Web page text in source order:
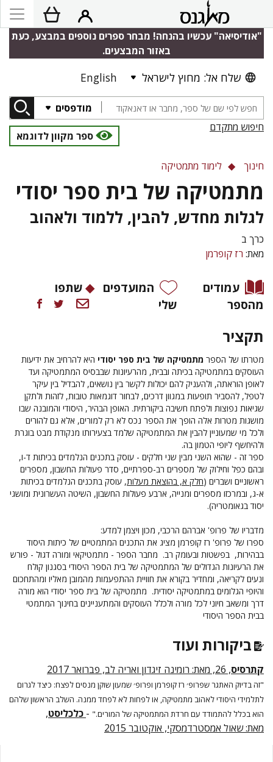
"אודיסיאה" עכשיו בהנחה! מבחר ספרים נוספים במבצע, כעת
באזור המבצעים.
שלח אל: מחוץ לישראל English
מודפסים
חיפוש מתקדם
ספר מקוון לדוגמא
חינוך לימוד מתמטיקה
מתמטיקה של בית ספר יסודי
לגלות מחדש, להבין, ללמוד ולאהוב
כרך ב
מאת: רז קופרמן
עמודים
מהספר
המועדפים
שלי
שתפו
תקציר
מטרתו של הספר מתמטיקה של בית ספר יסודי היא להרחיב את ידיעות
העוסקים במתמטיקה בכיתה ובבית, מהרעיונות שבבסיס המתמטיקה ועד
לאופן הוראתה, ולהעניק להם יכולות לקשר בין נושאים, להבדיל בין עיקר
לטפל, להסביר תופעות במגוון דרכים, לבחור דוגמאות טובות, לזהות ולתקן
שגיאות נפוצות ולפתח חשיבה ביקורתית. האופן הבהיר, היסודי והמובנה שבו
מושגות מטרות אלה הופך את הספר נכס לא רק למורים, אלא גם להורים
ולכל מי שמעוניין להבין את המתמטיקה שלמד בצעירותו מנקודת מבט בוגרת
ולהיחשף ליופי הטמון בה.
ספר זה - שהוא השני מבין שני חלקים - עוסק בתכנים הנלמדים בכיתות ד-ו,
ובהם כפל וחילוק של מספרים רב-ספרתיים, סדר פעולות החשבון, מספרים
ראשוניים ושברים (חלק א, בהוצאת מעלות, עוסק בתכנים הנלמדים בכיתות
א-ג, ובמרכזו מספרים ומנייה, ארבע פעולות החשבון, השיטה העשרונית ומושגי
יסוד בגאומטריה).
מדבריו של פרופ' אברהם הרכבי, מכון ויצמן למדע:
ספרו של פרופ' רז קופרמן מציג את התכנים המתמטיים של כיתות היסוד
בבהירות, בפשטות ובעומק רב. מחבר הספר - מתמטיקאי ומורה דגול - פורש
את הרעיונות הגדולים של המתמטיקה של בית הספר היסודי בסגנון קולח
ונעים לקריאה, ומחדיר בקורא את חוויית ההתפעמות מהמובן מאליו ומהתחכום
והיופי הגלומים במתמטיקה יסודית. מתמטיקה של בית ספר יסודי הוא מורה
דרך ומשאב חיוני לכל מורה ולכלל העוסקים והמתעניינים בחינוך המתמטי
בבית הספר היסודי
ביקורות ועוד
קתרסיס, 26, מאת: רומינה זיגדון ואריה לב, פברואר 2017
"זה בדיוק האתגר שפרופ׳ רז קופרמן ופרופ׳ שמעון שוקן מנסים לפצח: כיצד לגרום
לתלמידי היסודי לאהוב מתמטיקה, או לפחות לא לפחד ממנה. השלב הראשון שלהם
הוא בכלל להתמודד עם חרדת המתמטיקה של המורים." - כלכליסט,
מאת:שאול אמסטרדמסקי, אוקטובר 2015